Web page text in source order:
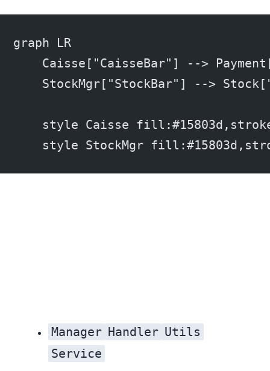
graph LR
Caisse["CaisseBar"] -->
StockMgr["StockBar"] -->
style Caisse
style StockMgr
Manager Handler Utils
Service